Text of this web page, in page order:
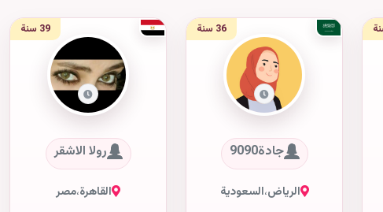
36 سنة
جادة9090
الرياض،السعودية
39 سنة
رولا الاشقر
القاهرة،مصر